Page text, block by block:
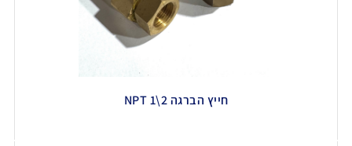
חייץ הברגה 2\1 NPT